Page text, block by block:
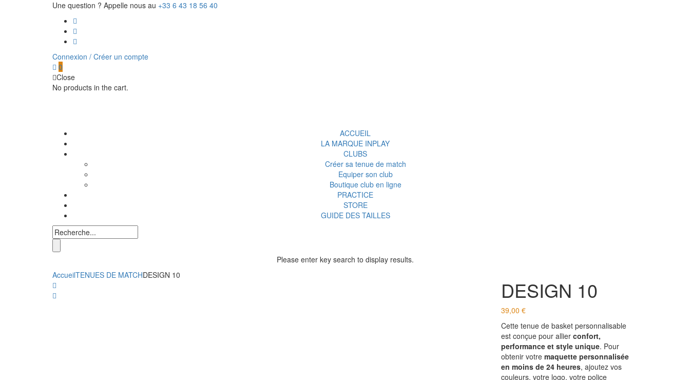
Une question ? Appelle nous au +33 6 43 18 56 40
Connexion / Créer un compte
0
Close
No products in the cart.
ACCUEIL
LA MARQUE INPLAY
CLUBS
Créer sa tenue de match
Equiper son club
Boutique club en ligne
PRACTICE
STORE
GUIDE DES TAILLES
Please enter key search to display results.
AccueilTENUES DE MATCHDESIGN 10
DESIGN 10
39,00 €
Cette tenue de basket personnalisable
est conçue pour allier confort,
performance et style unique. Pour
obtenir votre maquette personnalisée
en moins de 24 heures, ajoutez vos
couleurs, votre logo, votre police